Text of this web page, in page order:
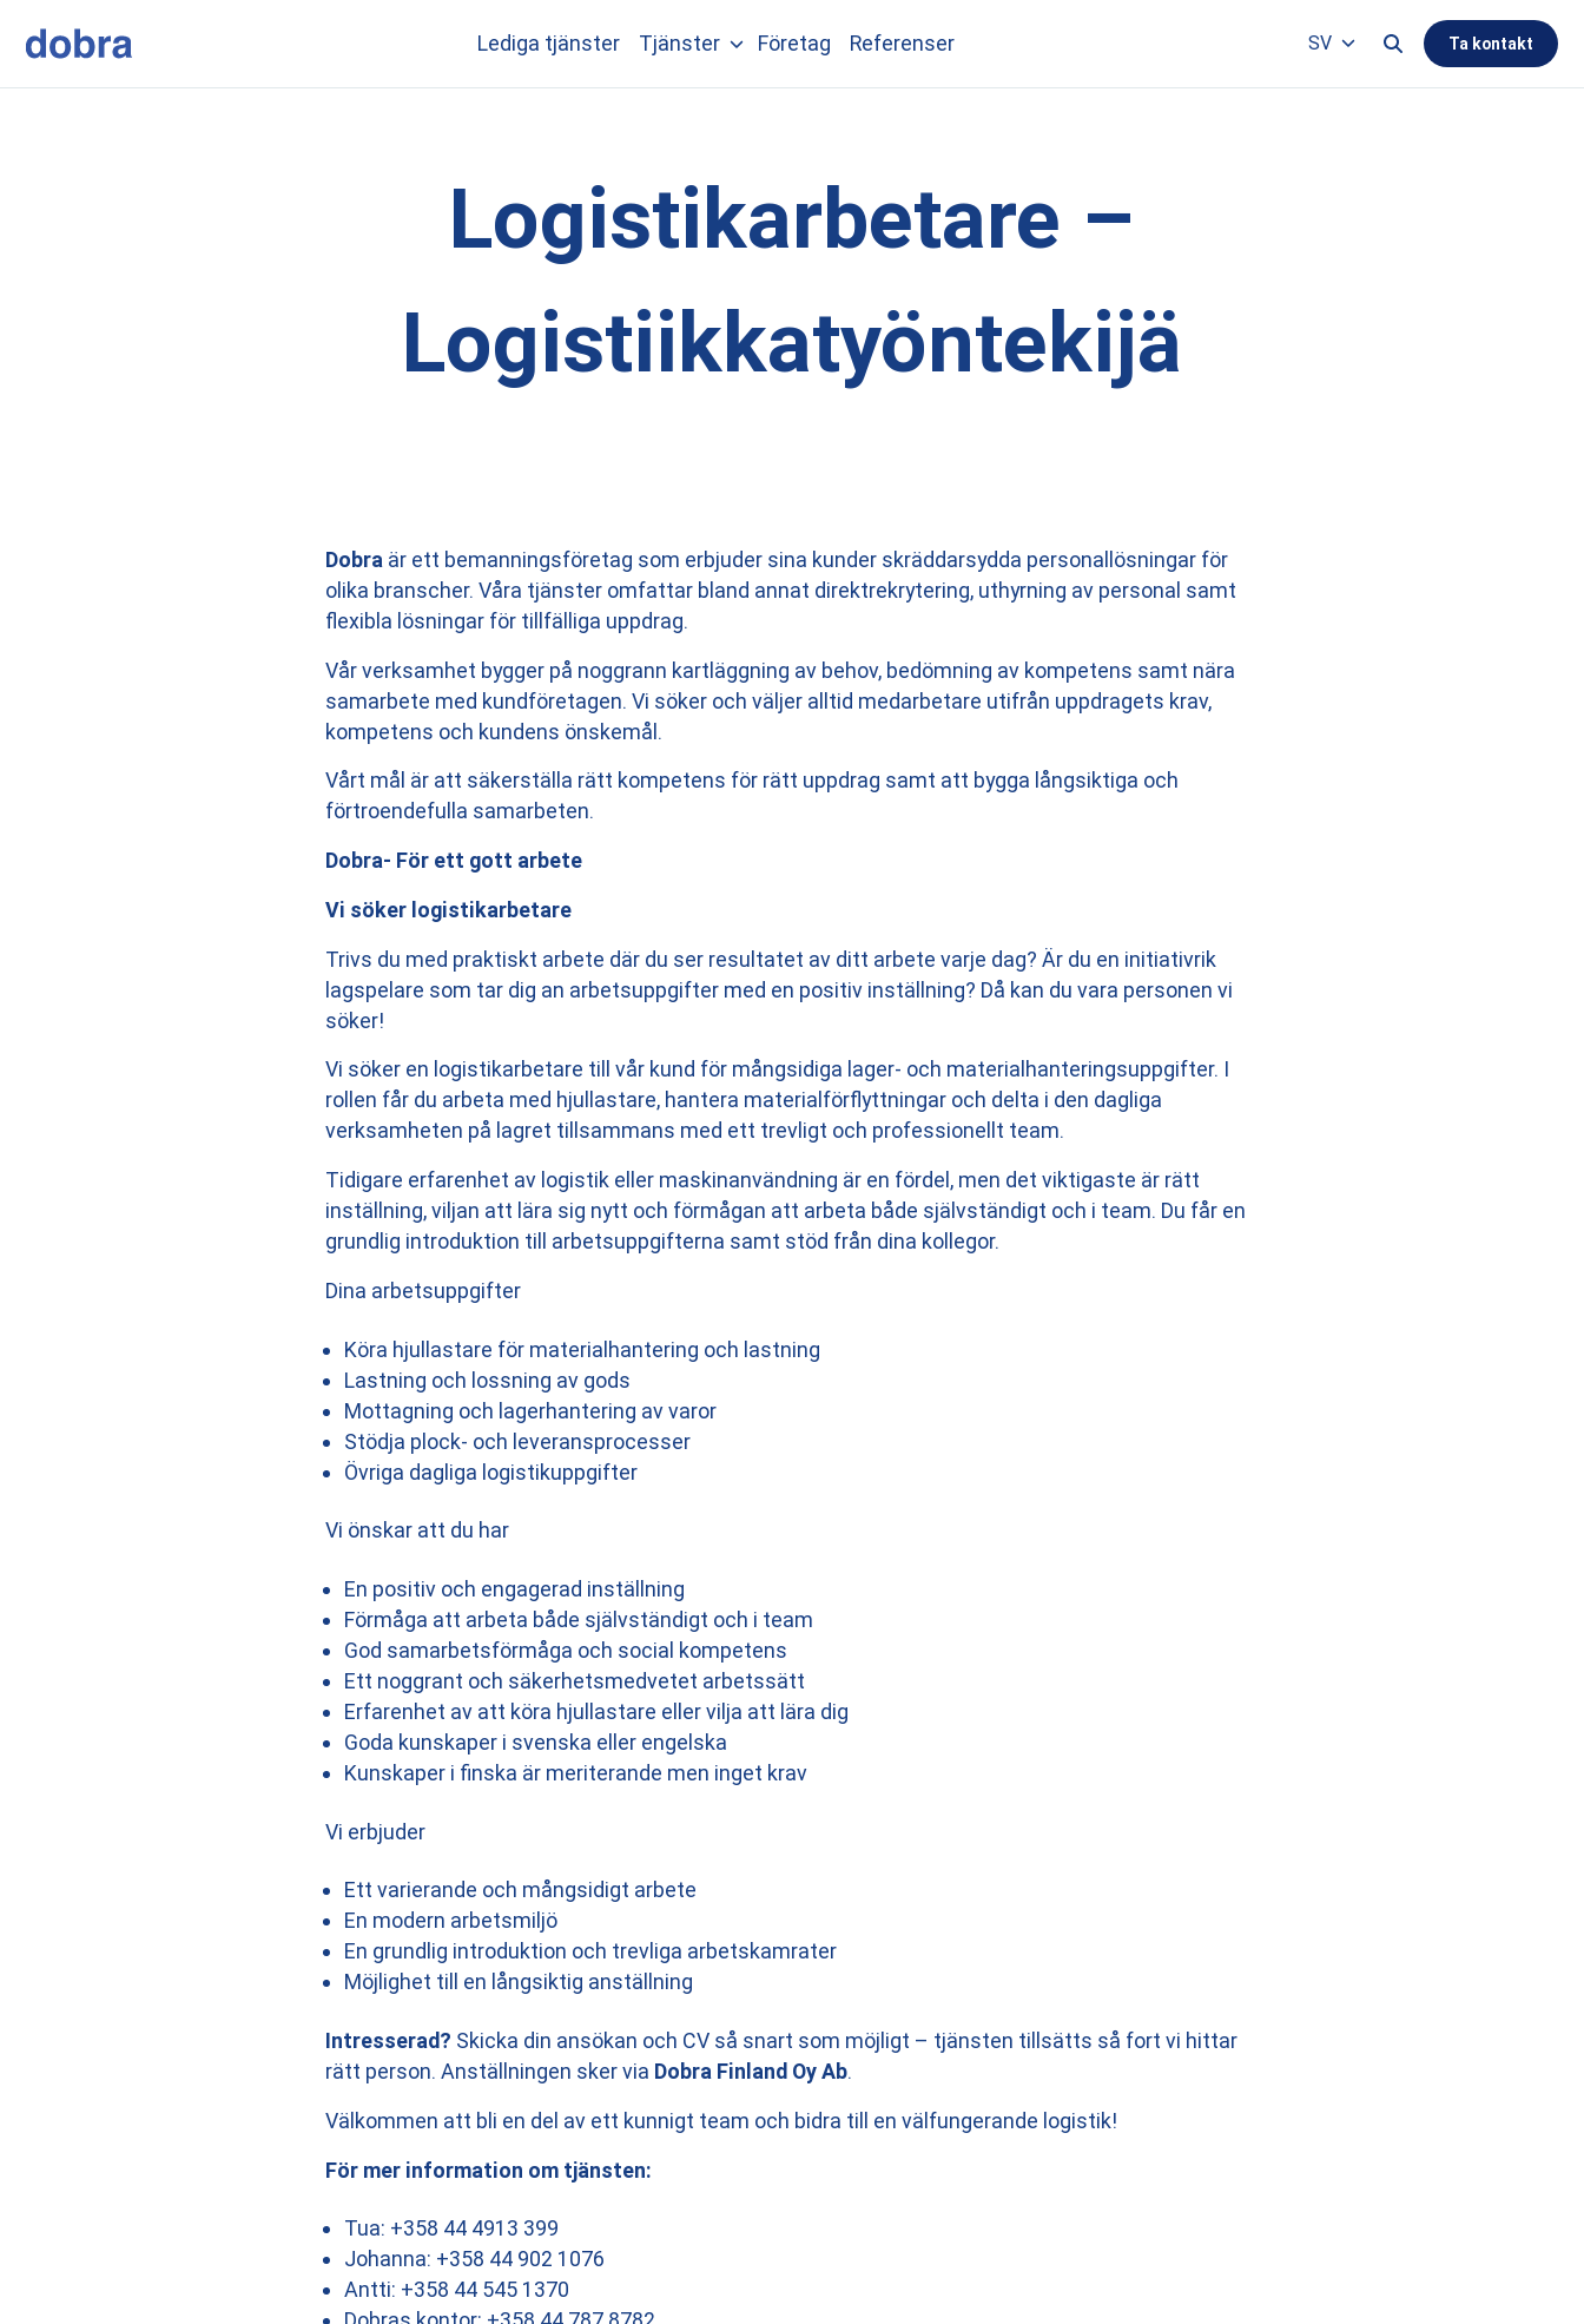
Lediga tjänster
Tjänster Företag Referenser SV
Languages
Search this site
Ta kontakt
Logistikarbetare –
Logistiikkatyöntekijä
Dobra är ett bemanningsföretag som erbjuder sina kunder skräddarsydda personallösningar för
olika branscher. Våra tjänster omfattar bland annat direktrekrytering, uthyrning av personal samt
flexibla lösningar för tillfälliga uppdrag.
Vår verksamhet bygger på noggrann kartläggning av behov, bedömning av kompetens samt nära
samarbete med kundföretagen. Vi söker och väljer alltid medarbetare utifrån uppdragets krav,
kompetens och kundens önskemål.
Vårt mål är att säkerställa rätt kompetens för rätt uppdrag samt att bygga långsiktiga och
förtroendefulla samarbeten.
Dobra- För ett gott arbete
Vi söker logistikarbetare
Trivs du med praktiskt arbete där du ser resultatet av ditt arbete varje dag? Är du en initiativrik
lagspelare som tar dig an arbetsuppgifter med en positiv inställning? Då kan du vara personen vi
söker!
Vi söker en logistikarbetare till vår kund för mångsidiga lager- och materialhanteringsuppgifter. I
rollen får du arbeta med hjullastare, hantera materialförflyttningar och delta i den dagliga
verksamheten på lagret tillsammans med ett trevligt och professionellt team.
Tidigare erfarenhet av logistik eller maskinanvändning är en fördel, men det viktigaste är rätt
inställning, viljan att lära sig nytt och förmågan att arbeta både självständigt och i team. Du får en
grundlig introduktion till arbetsuppgifterna samt stöd från dina kollegor.
Dina arbetsuppgifter
Köra hjullastare för materialhantering och lastning
Lastning och lossning av gods
Mottagning och lagerhantering av varor
Stödja plock- och leveransprocesser
Övriga dagliga logistikuppgifter
Vi önskar att du har
En positiv och engagerad inställning
Förmåga att arbeta både självständigt och i team
God samarbetsförmåga och social kompetens
Ett noggrant och säkerhetsmedvetet arbetssätt
Erfarenhet av att köra hjullastare eller vilja att lära dig
Goda kunskaper i svenska eller engelska
Kunskaper i finska är meriterande men inget krav
Vi erbjuder
Ett varierande och mångsidigt arbete
En modern arbetsmiljö
En grundlig introduktion och trevliga arbetskamrater
Möjlighet till en långsiktig anställning
Intresserad? Skicka din ansökan och CV så snart som möjligt – tjänsten tillsätts så fort vi hittar
rätt person. Anställningen sker via Dobra Finland Oy Ab.
Välkommen att bli en del av ett kunnigt team och bidra till en välfungerande logistik!
För mer information om tjänsten:
Tua: +358 44 4913 399
Johanna: +358 44 902 1076
Antti: +358 44 545 1370